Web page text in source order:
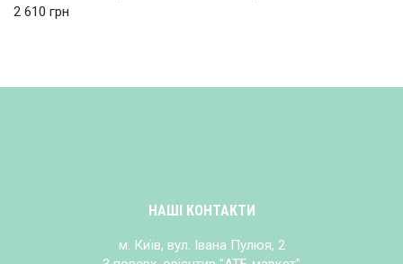
2 610 грн
НАШІ КОНТАКТИ
м. Київ, вул. Івана Пулюя, 2